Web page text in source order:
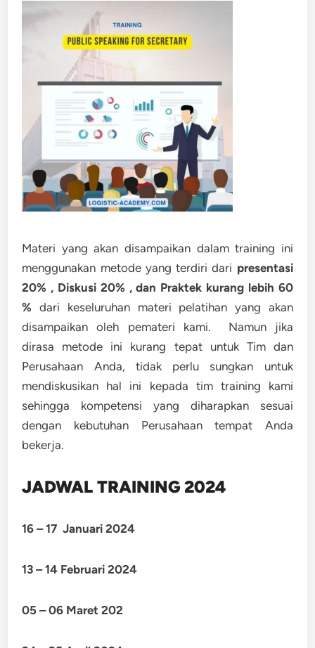
Materi yang akan disampaikan dalam training ini
menggunakan metode yang terdiri dari presentasi
20% , Diskusi 20% , dan Praktek kurang lebih 60
% dari keseluruhan materi pelatihan yang akan
disampaikan oleh pemateri kami. Namun jika
dirasa metode ini kurang tepat untuk Tim dan
Perusahaan Anda, tidak perlu sungkan untuk
mendiskusikan hal ini kepada tim training kami
sehingga kompetensi yang diharapkan sesuai
dengan kebutuhan Perusahaan tempat Anda
bekerja.
JADWAL TRAINING 2024
16 – 17 Januari 2024
13 – 14 Februari 2024
05 – 06 Maret 202